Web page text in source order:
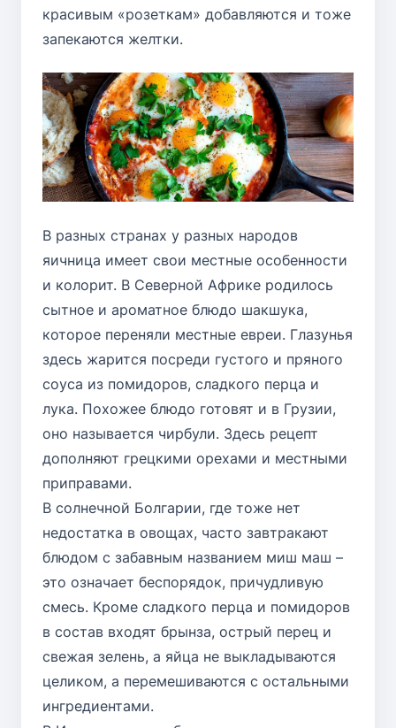
красивым «розеткам» добавляются и тоже
запекаются желтки.
В разных странах у разных народов
яичница имеет свои местные особенности
и колорит. В Северной Африке родилось
сытное и ароматное блюдо шакшука,
которое переняли местные евреи. Глазунья
здесь жарится посреди густого и пряного
соуса из помидоров, сладкого перца и
лука. Похожее блюдо готовят и в Грузии,
оно называется чирбули. Здесь рецепт
дополняют грецкими орехами и местными
приправами.
В солнечной Болгарии, где тоже нет
недостатка в овощах, часто завтракают
блюдом с забавным названием миш маш –
это означает беспорядок, причудливую
смесь. Кроме сладкого перца и помидоров
в состав входят брынза, острый перец и
свежая зелень, а яйца не выкладываются
целиком, а перемешиваются с остальными
ингредиентами.